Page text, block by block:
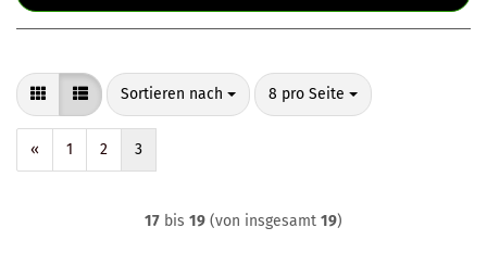
Sortieren nach
Sortieren nach 8 pro Seite
pro Seite
« 1 2 3
17 bis 19 (von insgesamt 19)